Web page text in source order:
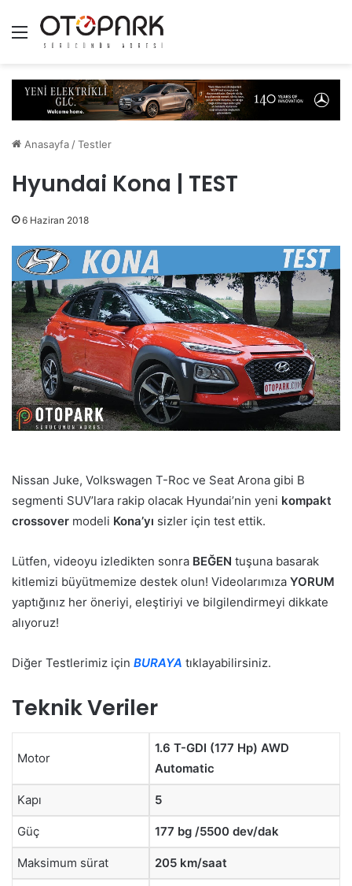
Menü
Anasayfa /Testler
Hyundai Kona | TEST
6 Haziran 2018
Nissan Juke, Volkswagen T-Roc ve Seat Arona gibi B
segmenti SUV’lara rakip olacak Hyundai’nin yeni kompakt
crossover modeli Kona’yı sizler için test ettik.
Lütfen, videoyu izledikten sonra BEĞEN tuşuna basarak
kitlemizi büyütmemize destek olun! Videolarımıza YORUM
yaptığınız her öneriyi, eleştiriyi ve bilgilendirmeyi dikkate
alıyoruz!
Diğer Testlerimiz için BURAYA tıklayabilirsiniz.
Teknik Veriler
Motor
1.6 T-GDI (177 Hp) AWD
Automatic
Kapı 5
Güç 177 bg /5500 dev/dak
Maksimum sürat 205 km/saat